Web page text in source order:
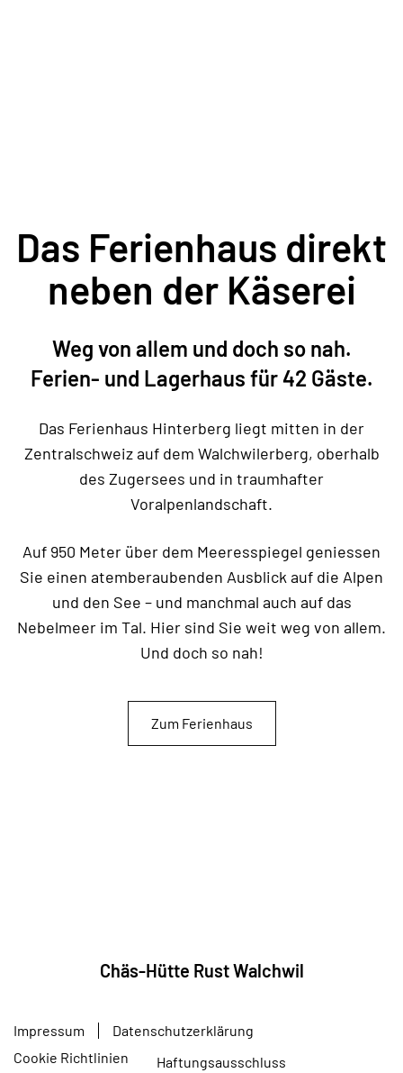
Das Ferienhaus direkt
neben der Käserei
Weg von allem und doch so nah.
Ferien- und Lagerhaus für 42 Gäste.
Das Ferienhaus Hinterberg liegt mitten in der
Zentralschweiz auf dem Walchwilerberg, oberhalb
des Zugersees und in traumhafter
Voralpenlandschaft.
Auf 950 Meter über dem Meeresspiegel geniessen
Sie einen atemberaubenden Ausblick auf die Alpen
und den See – und manchmal auch auf das
Nebelmeer im Tal. Hier sind Sie weit weg von allem.
Und doch so nah!
Zum Ferienhaus
Chäs-Hütte Rust Walchwil
Impressum
Datenschutzerklärung
Cookie Richtlinien
Haftungsausschluss